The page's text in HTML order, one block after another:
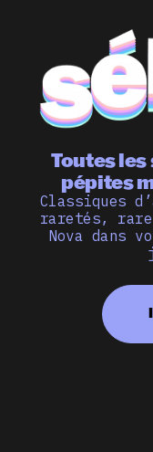
Toutes les
pépites
Classiques
raretés, rare
Nova dans